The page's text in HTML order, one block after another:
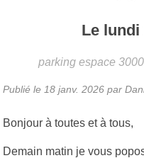
Le lundi
parking espace 3000
Publié le 18 janv. 2026 par
Bonjour à toutes et à tous,
Demain matin je vous